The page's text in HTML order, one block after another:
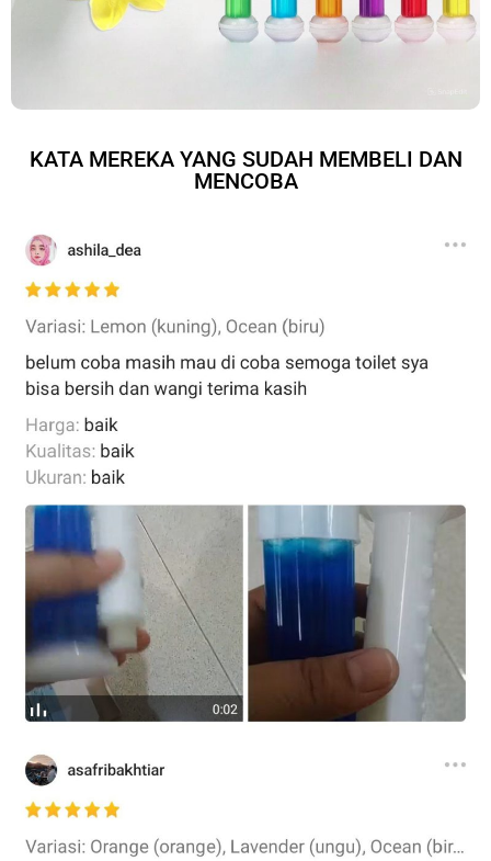
KATA MEREKA YANG SUDAH MEMBELI DAN
MENCOBA